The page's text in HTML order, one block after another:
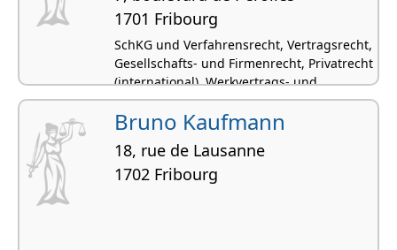
1701 Fribourg
SchKG und Verfahrensrecht, Vertragsrecht,
Gesellschafts- und Firmenrecht, Privatrecht
(international), Werkvertrags- und
Auftragsrecht
Bruno Kaufmann
18, rue de Lausanne
1702 Fribourg